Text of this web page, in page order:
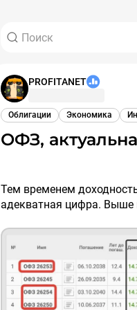
PROFITANET
Облигации Экономика
ОФЗ,
Тем временем
адекватная цифра. Выше